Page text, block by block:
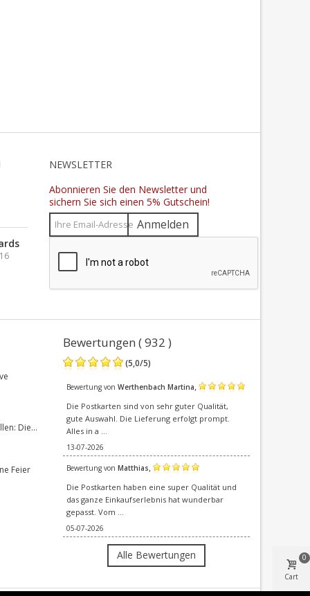
NEWSLETTER
Abonnieren Sie den Newsletter und
sichern Sie sich einen 5% Gutschein!
Anmelden
Die...
Feier
Bewertungen ( 932 )
(5,0/5)
Bewertung von Werthenbach Martina,
Die Postkarten sind von sehr guter Qualität,
gute Auswahl. Die Lieferung erfolgt prompt.
Alles in a ...
13-07-2026
Bewertung von Matthias,
Die Postkarten haben eine super Qualität und
das ganze Einkaufserlebnis hat wunderbar
gepasst. Vom ...
05-07-2026
Alle Bewertungen
Cart
0